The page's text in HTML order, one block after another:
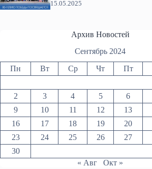
15.05.2025
Архив Новостей
Сентябрь 2024
Пн Вт Ср Чт Пт
2
3 4 5 6
9
10 11 12 13
16
17 18 19 20
23
24 25 26 27
30
« Авг
Окт »